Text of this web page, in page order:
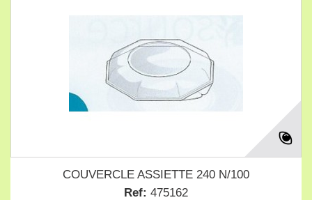
COUVERCLE ASSIETTE 240 N/100
Ref: 475162